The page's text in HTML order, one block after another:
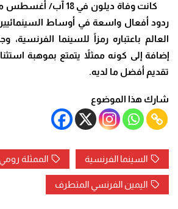
كانت وفاة ديلون في 18
ردود أفعال واسعة في أوساط
العالم باعتباره رمزاً للسينما الفرنسية،
إضافة إلى كونه ممثلاً يتمتع بموهبة
تقديم أفضل ما لديه.
شارك هذا الموضوع
السينما الفرنسية الممثلة
اليمين الفرنسي المتطرف